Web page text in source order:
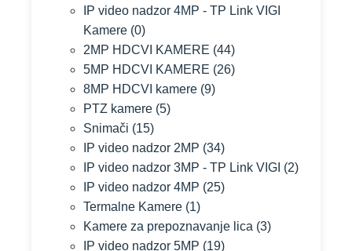
IP video nadzor 4MP - TP Link VIGI
Kamere (0)
2MP HDCVI KAMERE (44)
5MP HDCVI KAMERE (26)
8MP HDCVI kamere (9)
PTZ kamere (5)
Snimači (15)
IP video nadzor 2MP (34)
IP video nadzor 3MP - TP Link VIGI (2)
IP video nadzor 4MP (25)
Termalne Kamere (1)
Kamere za prepoznavanje lica (3)
IP video nadzor 5MP (19)